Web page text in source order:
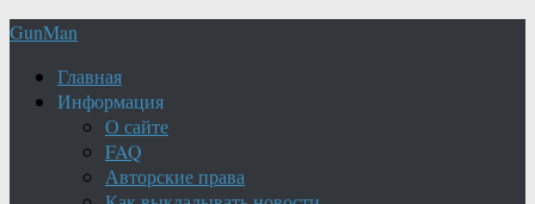
GunMan
Главная
Информация
О сайте
FAQ
Авторские права